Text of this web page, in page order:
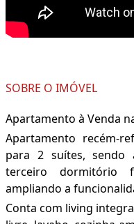
SOBRE O IMÓVEL
Apartamento à Venda
Apartamento recém-
para 2 suítes,
terceiro dormitório
ampliando a
Conta com living